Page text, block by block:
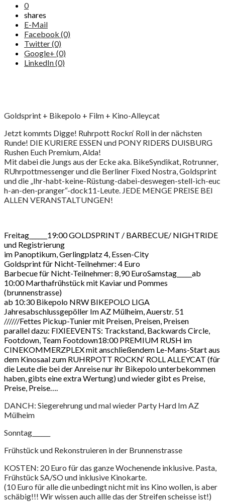
0
shares
E-Mail
Facebook (0)
Twitter (0)
Google+ (0)
LinkedIn (0)
Goldsprint + Bikepolo + Film + Kino-Alleycat
Jetzt kommts Digge! Ruhrpott Rockn‘ Roll in der nächsten
Runde! DIE KURIERE ESSEN und PONY RIDERS DUISBURG
Rushen Euch Premium, Alda!
Mit dabei die Jungs aus der Ecke aka. BikeSyndikat, Rotrunner,
RUhrpottmessenger und die Berliner Fixed Nostra, Goldsprint
und die „Ihr-habt-keine-Rüstung-dabei-deswegen-stell-ich-euc
h-an-den-pranger“-dock11-Leute. JEDE MENGE PREISE BEI
ALLEN VERANSTALTUNGEN!
Freitag______19:00 GOLDSPRINT / BARBECUE/ NIGHTRIDE
und Registrierung
im Panoptikum, Gerlingplatz 4, Essen-City
Goldsprint für Nicht-Teilnehmer: 4 Euro
Barbecue für Nicht-Teilnehmer: 8,90 EuroSamstag_____ab
10:00 Marthafrühstück mit Kaviar und Pommes
(brunnenstrasse)
ab 10:30 Bikepolo NRW BIKEPOLO LIGA
Jahresabschlussgepöller Im AZ Mülheim, Auerstr. 51
//////Fettes Pickup-Tunier mit Preisen, Preisen, Preisen
parallel dazu: FIXIEEVENTS: Trackstand, Backwards Circle,
Footdown, Team Footdown18:00 PREMIUM RUSH im
CINEKOMMERZPLEX mit anschließendem Le-Mans-Start aus
dem Kinosaal zum RUHRPOTT ROCKN‘ ROLL ALLEYCAT (für
die Leute die bei der Anreise nur ihr Bikepolo unterbekommen
haben, gibts eine extra Wertung) und wieder gibt es Preise,
Preise, Preise….
DANCH: Siegerehrung und mal wieder Party Hard Im AZ
Mülheim
Sonntag______
Frühstück und Rekonstruieren in der Brunnenstrasse
KOSTEN: 20 Euro für das ganze Wochenende inklusive. Pasta,
Frühstück SA/SO und inklusive Kinokarte.
(10 Euro für alle die unbedingt nicht mit ins Kino wollen, is aber
schäbig!!! Wir wissen auch allle das der Streifen scheisse ist!)